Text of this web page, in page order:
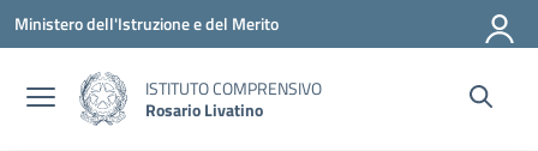
Vai ai contenuti
Vai al menu di navigazione
Vai al footer
Ministero dell'Istruzione e del Merito
ISTITUTO COMPRENSIVO
Rosario Livatino